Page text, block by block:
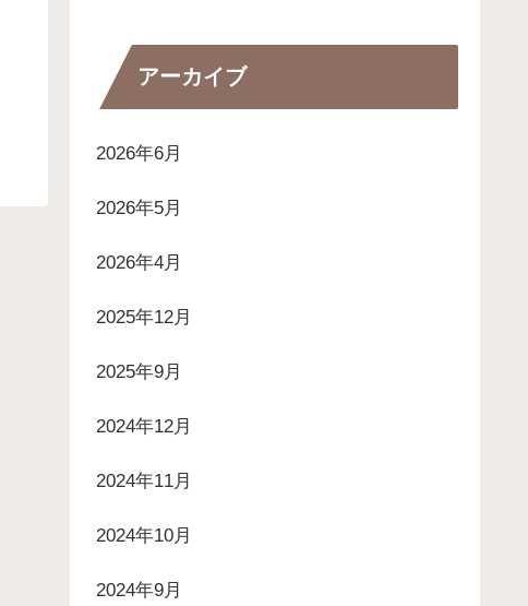
アーカイブ
2026年6月
2026年5月
2026年4月
2025年12月
2025年9月
2024年12月
2024年11月
2024年10月
2024年9月